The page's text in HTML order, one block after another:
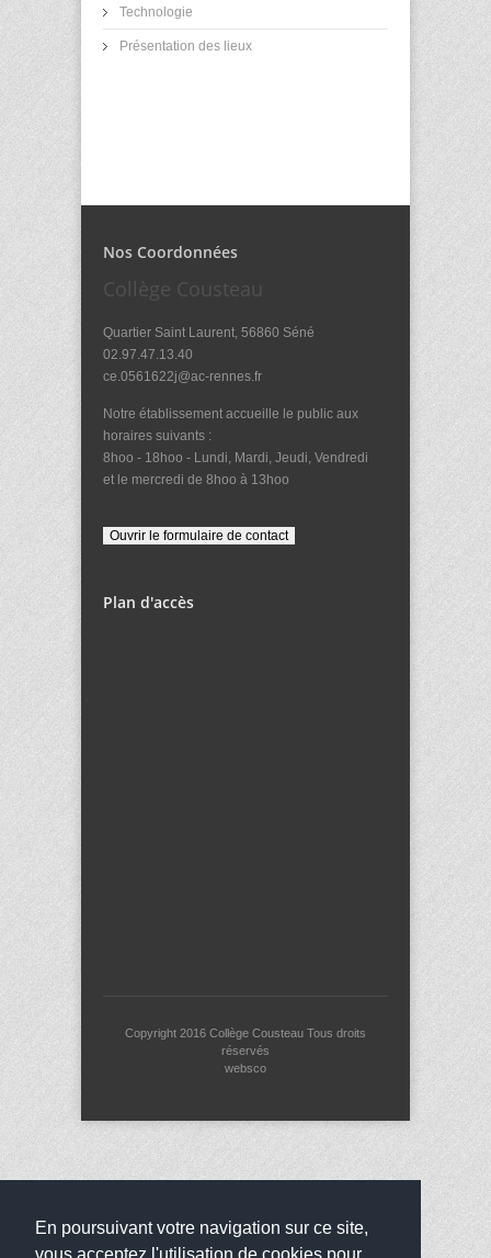
En poursuivant votre navigation sur ce site,
vous acceptez l'utilisation de cookies pour
Technologie
Présentation des lieux
Nos Coordonnées
Collège Cousteau
Quartier Saint Laurent, 56860 Séné
02.97.47.13.40
ce.0561622j@ac-rennes.fr
Notre établissement accueille le public aux
horaires suivants :
8hoo - 18hoo - Lundi, Mardi, Jeudi, Vendredi
et le mercredi de 8hoo à 13hoo
Plan d'accès
Copyright 2016 Collège Cousteau Tous droits
réservés
websco